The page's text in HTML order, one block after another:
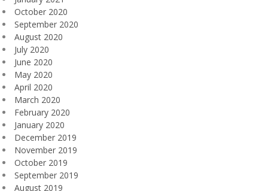
October 2020
September 2020
August 2020
July 2020
June 2020
May 2020
April 2020
March 2020
February 2020
January 2020
December 2019
November 2019
October 2019
September 2019
August 2019